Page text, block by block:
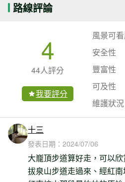
路線評論
4
44人評分
我要評分
風景可
安全性
豐富性
可及性
維護狀況
十三
發表日期： 2024/07/06
大巃頂步道算好走，可以
拔泉山步道走過來、經紅